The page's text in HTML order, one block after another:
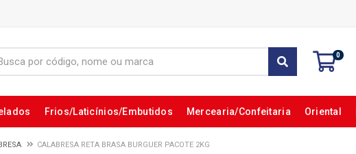
0
Frios/Laticínios/Embutidos Mercearia/Confeitaria Oriental
CALABRESA RETA BRASA BURGUER PACOTE 2KG